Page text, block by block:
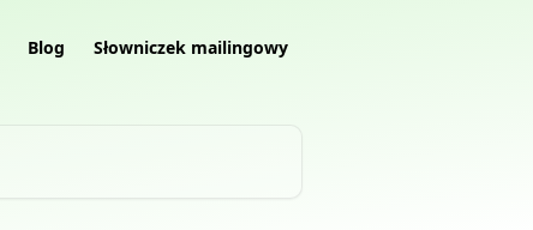
Blog Słowniczek mailingowy